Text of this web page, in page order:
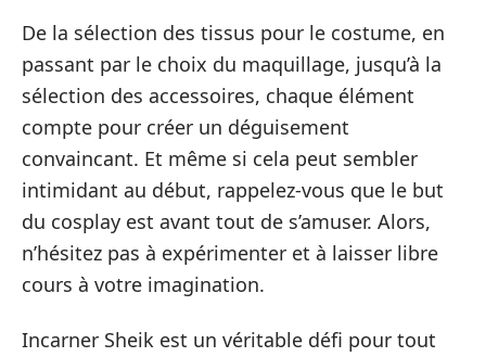
De la sélection des tissus pour le costume, en
passant par le choix du maquillage, jusqu’à la
sélection des accessoires, chaque élément
compte pour créer un déguisement
convaincant. Et même si cela peut sembler
intimidant au début, rappelez-vous que le but
du cosplay est avant tout de s’amuser. Alors,
n’hésitez pas à expérimenter et à laisser libre
cours à votre imagination.
Incarner Sheik est un véritable défi pour tout